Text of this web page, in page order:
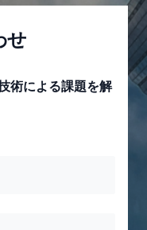
せ
術による課題を解